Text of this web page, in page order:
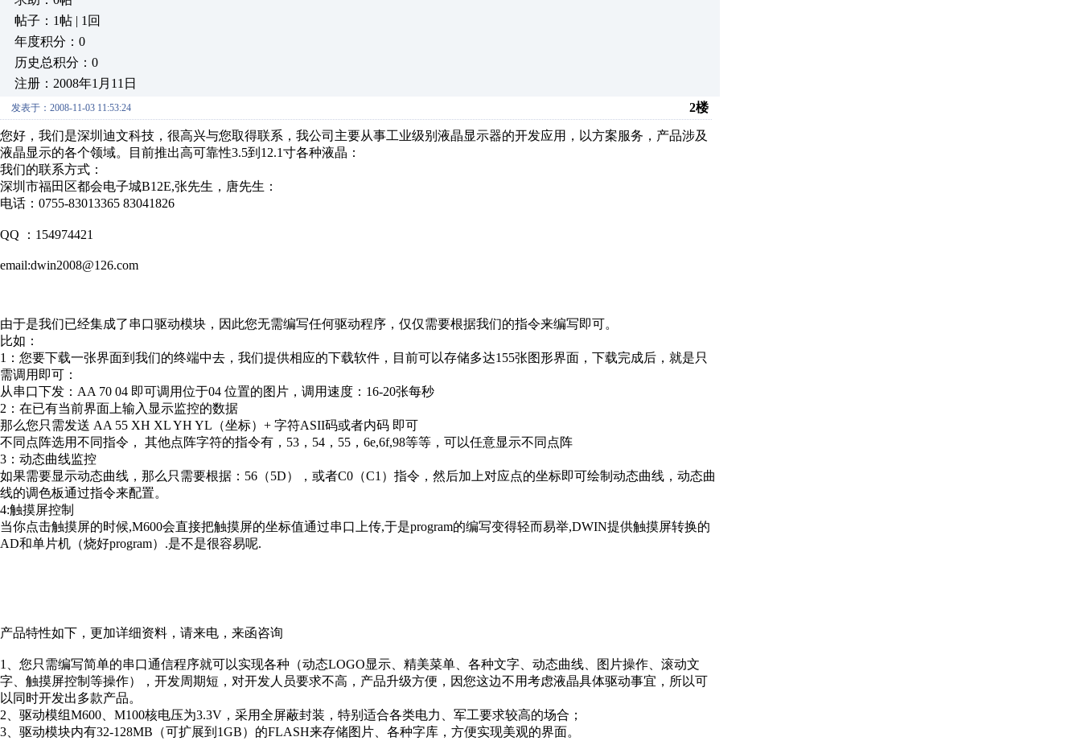
帖子：1帖 | 1回
年度积分：0
历史总积分：0
注册：2008年1月11日
发表于：2008-11-03 11:53:24 2楼
您好，我们是深圳迪文科技，很高兴与您取得联系，我公司主要从事工业级别液晶显示器的开发应用，以方案服务，产品涉及
液晶显示的各个领域。目前推出高可靠性3.5到12.1寸各种液晶：
我们的联系方式：
深圳市福田区都会电子城B12E,张先生，唐先生：
电话：0755-83013365 83041826
QQ ：154974421
email:dwin2008@126.com
由于是我们已经集成了串口驱动模块，因此您无需编写任何驱动程序，仅仅需要根据我们的指令来编写即可。
比如：
1：您要下载一张界面到我们的终端中去，我们提供相应的下载软件，目前可以存储多达155张图形界面，下载完成后，就是只
需调用即可：
从串口下发：AA 70 04 即可调用位于04 位置的图片，调用速度：16-20张每秒
2：在已有当前界面上输入显示监控的数据
那么您只需发送 AA 55 XH XL YH YL（坐标）+ 字符ASII码或者内码 即可
不同点阵选用不同指令， 其他点阵字符的指令有，53，54，55，6e,6f,98等等，可以任意显示不同点阵
3：动态曲线监控
如果需要显示动态曲线，那么只需要根据：56（5D），或者C0（C1）指令，然后加上对应点的坐标即可绘制动态曲线，动态曲
线的调色板通过指令来配置。
4:触摸屏控制
当你点击触摸屏的时候,M600会直接把触摸屏的坐标值通过串口上传,于是program的编写变得轻而易举,DWIN提供触摸屏转换的
AD和单片机（烧好program）.是不是很容易呢.
产品特性如下，更加详细资料，请来电，来函咨询
1、您只需编写简单的串口通信程序就可以实现各种（动态LOGO显示、精美菜单、各种文字、动态曲线、图片操作、滚动文
字、触摸屏控制等操作），开发周期短，对开发人员要求不高，产品升级方便，因您这边不用考虑液晶具体驱动事宜，所以可
以同时开发出多款产品。
2、驱动模组M600、M100核电压为3.3V，采用全屏蔽封装，特别适合各类电力、军工要求较高的场合；
3、驱动模块内有32-128MB（可扩展到1GB）的FLASH来存储图片、各种字库，方便实现美观的界面。